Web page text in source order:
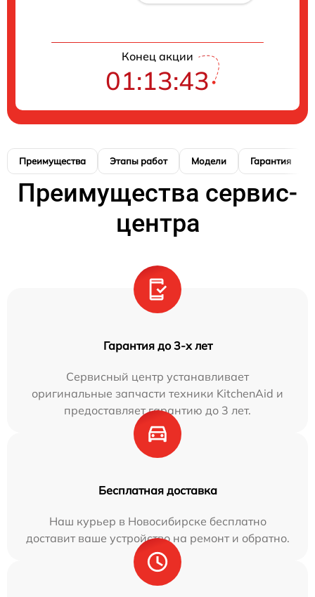
Конец акции
01:13:42
Преимущества Этапы работ Модели Гарантия
Преимущества сервис-
центра
Гарантия до 3-х лет
Сервисный центр устанавливает
оригинальные запчасти техники KitchenAid и
предоставляет гарантию до 3 лет.
Бесплатная доставка
Наш курьер в Новосибирске бесплатно
доставит ваше устройство на ремонт и обратно.